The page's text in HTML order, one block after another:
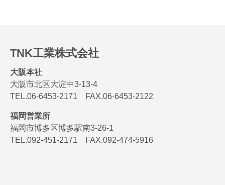
TNK工業株式会社
大阪本社
大阪市北区大淀中3-13-4
TEL.06-6453-2171 FAX.06-6453-2122
福岡営業所
福岡市博多区博多駅南3-26-1
TEL.092-451-2171 FAX.092-474-5916